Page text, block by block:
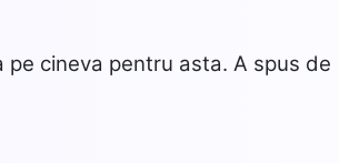
cineva pentru asta. A spus de